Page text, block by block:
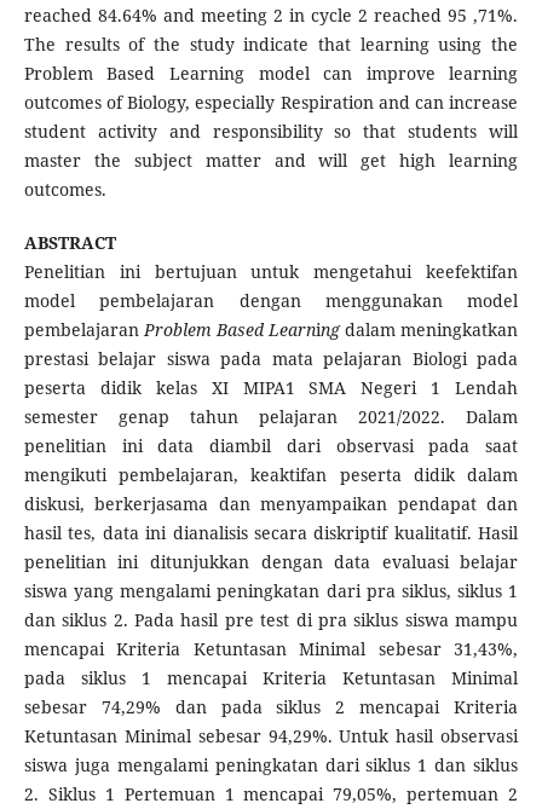
reached 84.64% and meeting 2 in cycle 2 reached 95 ,71%.
The results of the study indicate that learning using the
Problem Based Learning model can improve learning
outcomes of Biology, especially Respiration and can increase
student activity and responsibility so that students will
master the subject matter and will get high learning
outcomes.
ABSTRACT
Penelitian ini bertujuan untuk mengetahui keefektifan
model pembelajaran dengan menggunakan model
pembelajaranProblem Based Learningdalam meningkatkan
prestasi belajar siswa pada mata pelajaran Biologi pada
peserta didik kelas XI MIPA1 SMA Negeri 1 Lendah
semester genap tahun pelajaran 2021/2022. Dalam
penelitian ini data diambil dari observasi pada saat
mengikuti pembelajaran, keaktifan peserta didik dalam
diskusi, berkerjasama dan menyampaikan pendapat dan
hasil tes, data ini dianalisis secara diskriptif kualitatif. Hasil
penelitian ini ditunjukkan dengan data evaluasi belajar
siswa yang mengalami peningkatan dari pra siklus, siklus 1
dan siklus 2. Pada hasil pre test di pra siklus siswa mampu
mencapai Kriteria Ketuntasan Minimal sebesar 31,43%,
pada siklus 1 mencapai Kriteria Ketuntasan Minimal
sebesar 74,29% dan pada siklus 2 mencapai Kriteria
Ketuntasan Minimal sebesar 94,29%. Untuk hasil observasi
siswa juga mengalami peningkatan dari siklus 1 dan siklus
2. Siklus 1 Pertemuan 1 mencapai 79,05%, pertemuan 2